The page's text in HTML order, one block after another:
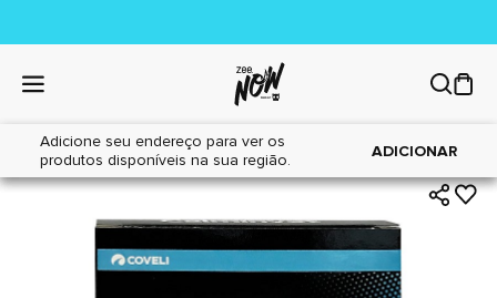
Adicione seu endereço para ver os
produtos disponíveis na sua região.
ADICIONAR
Home|Cães|Farmácia